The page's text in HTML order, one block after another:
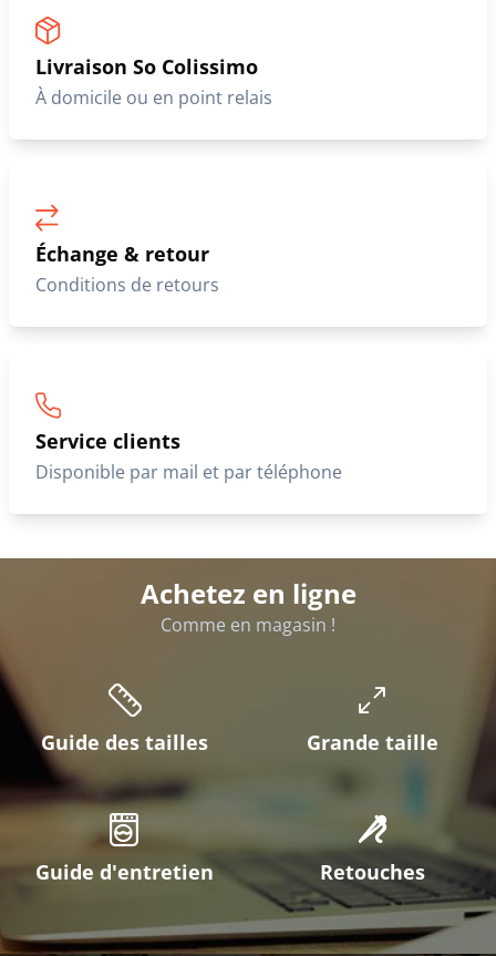
Livraison So Colissimo
À domicile ou en point relais
Échange & retour
Conditions de retours
Service clients
Disponible par mail et par téléphone
Achetez en ligne
Comme en magasin !
Guide des tailles Grande taille
Guide d'entretien Retouches